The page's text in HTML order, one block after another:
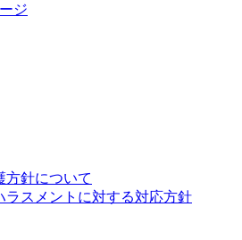
ジ
方針について
ラスメントに対する対応方針